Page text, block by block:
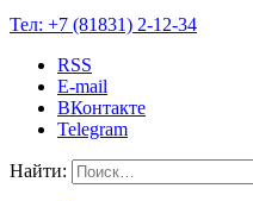
Тел: +7 (81831) 2-12-34
RSS
E-mail
ВКонтакте
Telegram
Найти: